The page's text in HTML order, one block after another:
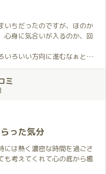
こと以上にそのときの気持
しい…
を穂香さんがとても自然な感
ハグから終始幸せな気持ち
しむことが出来て嬉しかった
んの定期配信が始まりまし
が実際にお会いして直接お
かったことをお話しできる
になると感じています。
ことができたことを嬉しく
いちだったのですが、ほのか
心身に気合いが入るのか、回
いろいい方向に進むなぁと思
💕
ことで、久しぶりの２枠
で、期待でいっぱいです😊
ちゃん💕
すごくかわいい😍
↗️
ミ
った気分
には熱く濃密な時間を過ごさ
も考えてくれて心の底から癒